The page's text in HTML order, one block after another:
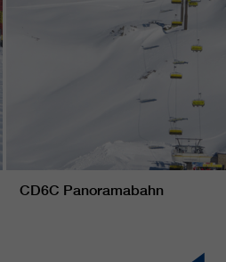
CD6C Panoramabahn